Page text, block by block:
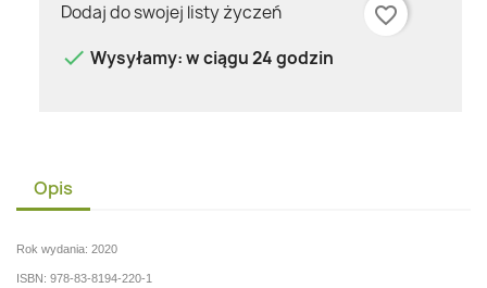
Dodaj do swojej listy życzeń
favorite_border
 Wysyłamy: w ciągu 24 godzin
Opis
Rok wydania: 2020
ISBN: 978-83-8194-220-1